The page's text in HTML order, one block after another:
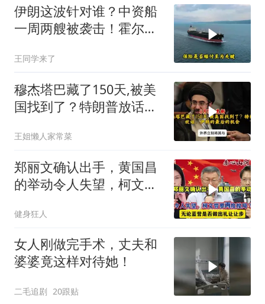
伊朗这波针对谁？中资船
一周两艘被袭击！霍尔木
彻底破灭！
王同学来了
穆杰塔巴藏了150天,被美
国找到了？特朗普放话：
王姐懒人家常菜
郑丽文确认出手，黄国昌
的举动令人失望，柯文哲
健身狂人
女人刚做完手术，丈夫和
婆婆竟这样对待她！
二毛追剧 20跟贴